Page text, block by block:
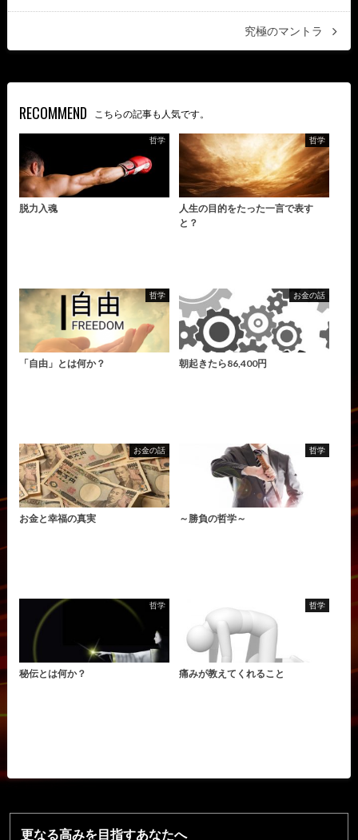
究極のマントラ
RECOMMEND こちらの記事も人気です。
哲学
脱力入魂
哲学
人生の目的をたった一言で表す
と？
哲学
「自由」とは何か？
お金の話
朝起きたら86,400円
お金の話
お金と幸福の真実
哲学
～勝負の哲学～
哲学
秘伝とは何か？
哲学
痛みが教えてくれること
更なる高みを目指すあなたへ